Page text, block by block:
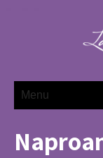
Menu